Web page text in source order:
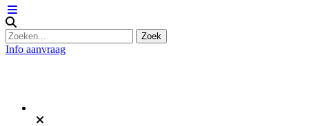
Info aanvraag